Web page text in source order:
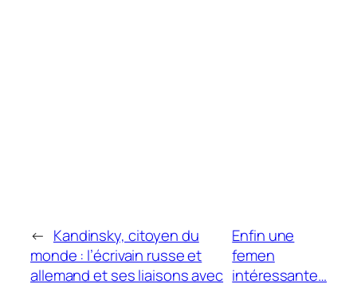
← Kandinsky, citoyen du
monde : l’écrivain russe et
allemand et ses liaisons avec
Enfin une
femen
intéressante…